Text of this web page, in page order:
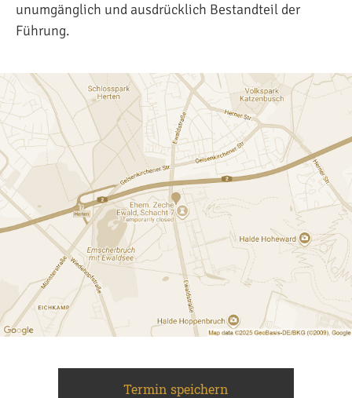
unumgänglich und ausdrücklich Bestandteil der
Führung.
Termin speichern